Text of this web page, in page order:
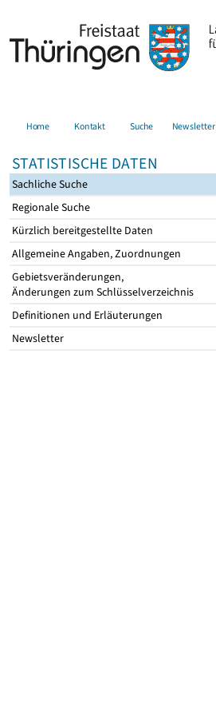
Home Kontakt Suche Newsletter
STATISTISCHE DATEN
Sachliche Suche
Regionale Suche
Kürzlich bereitgestellte Daten
Allgemeine Angaben, Zuordnungen
Gebietsveränderungen,
Änderungen zum Schlüsselverzeichnis
Definitionen und Erläuterungen
Newsletter